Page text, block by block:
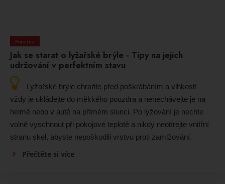
Poradna
Jak se starat o lyžařské brýle - Tipy na jejich
udržování v perfektním stavu
Lyžařské brýle chraňte před poškrábáním a vlhkostí –
vždy je ukládejte do měkkého pouzdra a nenechávejte je na
helmě nebo v autě na přímém slunci. Po lyžování je nechte
volně vyschnout při pokojové teplotě a nikdy neotírejte vnitřní
stranu skel, abyste nepoškodili vrstvu proti zamlžování.
Přečtěte si více